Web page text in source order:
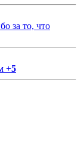
за то, что
+5